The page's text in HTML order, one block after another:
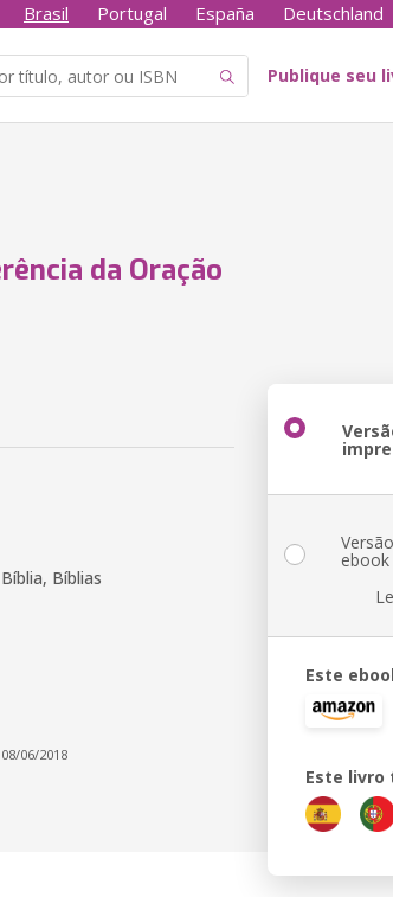
Brasil Portugal España Deutschland
Publique seu
da Oração
Bíblias
06/2018
Versão
ebook
Este
Este livro